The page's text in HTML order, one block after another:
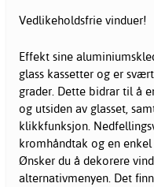
Vedlikeholdsfrie vinduer!
Effekt sine
glass kassetter og er
grader. Dette bidrar til å
og utsiden av glasset,
klikkfunksjon.
kromhåndtak og en
Ønsker du å dekorere
alternativmenyen. Det